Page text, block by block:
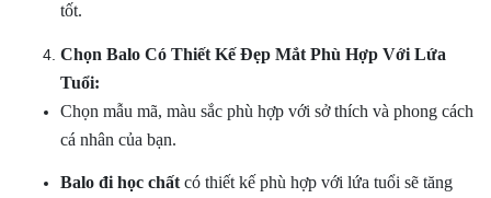
tốt.
Chọn Balo Có Thiết Kế Đẹp Mắt Phù Hợp Với Lứa
Tuổi:
Chọn mẫu mã, màu sắc phù hợp với sở thích và phong cách
cá nhân của bạn.
Balo đi học chất có thiết kế phù hợp với lứa tuổi sẽ tăng